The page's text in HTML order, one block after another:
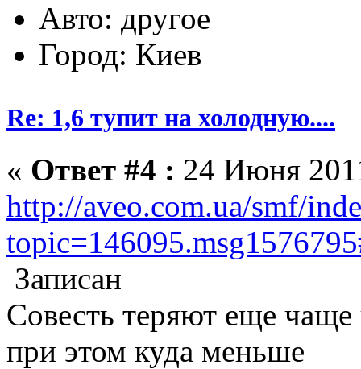
Авто: другое
Город: Киев
Re: 1,6 тупит на холодную....
« Ответ #4 : 24 Июня
http://aveo.com.ua/smf/
Записан
Совесть теряют еще
при этом куда меньше